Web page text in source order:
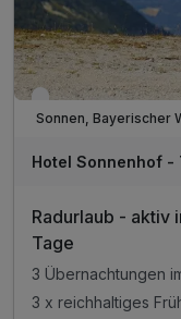
Verfügbar bis
Sonnen, Bayerischer
Hotel Sonnenhof -
Radurlaub - aktiv
Tage
3 Übernachtungen
3 x reichhaltiges